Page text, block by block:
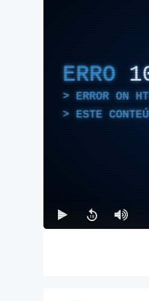
ERRO
ERROR ON
ESTE